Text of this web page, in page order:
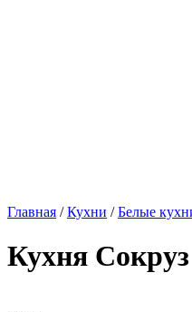
Главная /Кухни /Белые
Кухня Сокруз